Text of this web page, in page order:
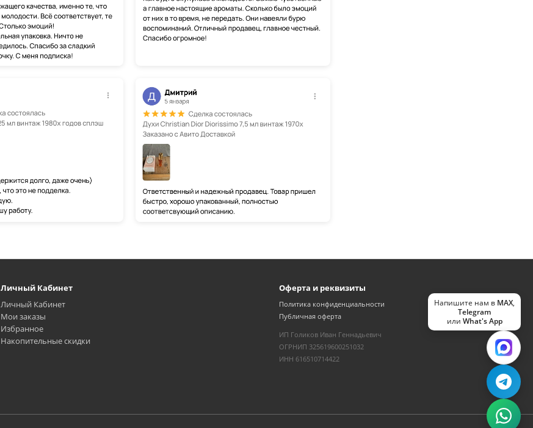
Напишите нам в MAX,
Telegram
или What's App
Личный Кабинет
Личный Кабинет
Мои заказы
Избранное
Накопительные скидки
Оферта и реквизиты
Политика конфиденциальности
Публичная оферта
ИП Голиков Иван Геннадьевич
ОГРНИП 325619600251032
ИНН 616510714422